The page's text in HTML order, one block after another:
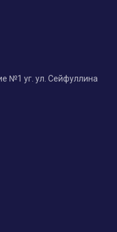
№1 уг. ул. Сейфуллина